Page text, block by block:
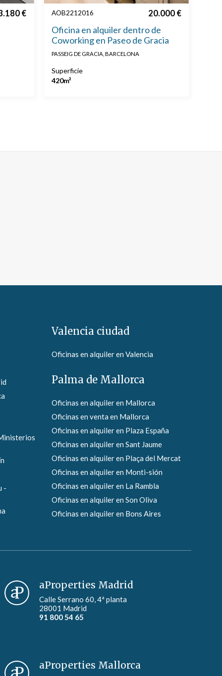
€ AOB2212016 20.000 €
Oficina en alquiler dentro de
Coworking en Paseo de Gracia
PASSEIG DE GRACIA, BARCELONA
Superficie
420m²
-
Valencia ciudad
Oficinas en alquiler en Valencia
Palma de Mallorca
Oficinas en alquiler en Mallorca
Oficinas en venta en Mallorca
Oficinas en alquiler en Plaza España
Oficinas en alquiler en Sant Jaume
Oficinas en alquiler en Plaça del Mercat
Oficinas en alquiler en Monti-sión
Oficinas en alquiler en La Rambla
Oficinas en alquiler en Son Oliva
Oficinas en alquiler en Bons Aires
aProperties Madrid
Calle Serrano 60, 4ª planta
28001 Madrid
91 800 54 65
aProperties Mallorca